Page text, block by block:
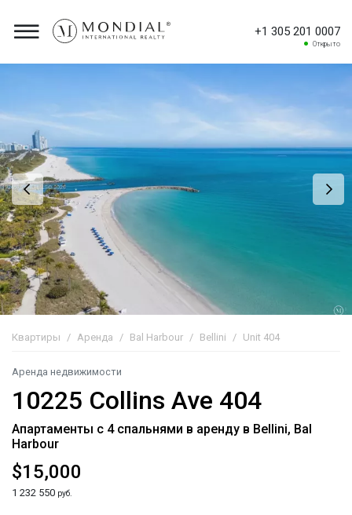
+1 305 201 0007
Открыто
Квартиры Аренда Bal Harbour Bellini Unit 404
Аренда недвижимости
10225 Collins Ave 404
Апартаменты с 4 спальнями в аренду в Bellini, Bal
Harbour
$15,000
1 232 550 руб.